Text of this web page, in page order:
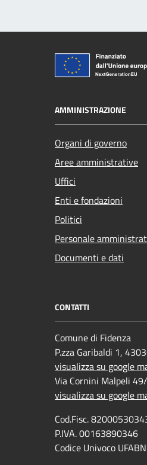
AMMINISTRAZIONE
Organi di governo
Aree amministrative
Uffici
Enti e fondazioni
Politici
Personale
Documenti e dati
CONTATTI
Comune di Fidenza
P.zza Garibaldi 1,
visualizza su google
Via Cornini Malpeli
visualizza su google
Cod.Fisc.
P.IVA. 00163890346
Codice Univoco